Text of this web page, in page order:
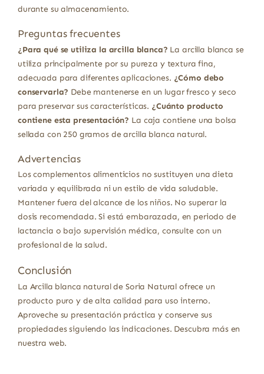
durante su almacenamiento.
Preguntas frecuentes
¿Para qué se utiliza la arcilla blanca? La arcilla blanca se
utiliza principalmente por su pureza y textura fina,
adecuada para diferentes aplicaciones. ¿Cómo debo
conservarla? Debe mantenerse en un lugar fresco y seco
para preservar sus características. ¿Cuánto producto
contiene esta presentación? La caja contiene una bolsa
sellada con 250 gramos de arcilla blanca natural.
Advertencias
Los complementos alimenticios no sustituyen una dieta
variada y equilibrada ni un estilo de vida saludable.
Mantener fuera del alcance de los niños. No superar la
dosis recomendada. Si está embarazada, en periodo de
lactancia o bajo supervisión médica, consulte con un
profesional de la salud.
Conclusión
La Arcilla blanca natural de Soria Natural ofrece un
producto puro y de alta calidad para uso interno.
Aproveche su presentación práctica y conserve sus
propiedades siguiendo las indicaciones. Descubra más en
nuestra web.